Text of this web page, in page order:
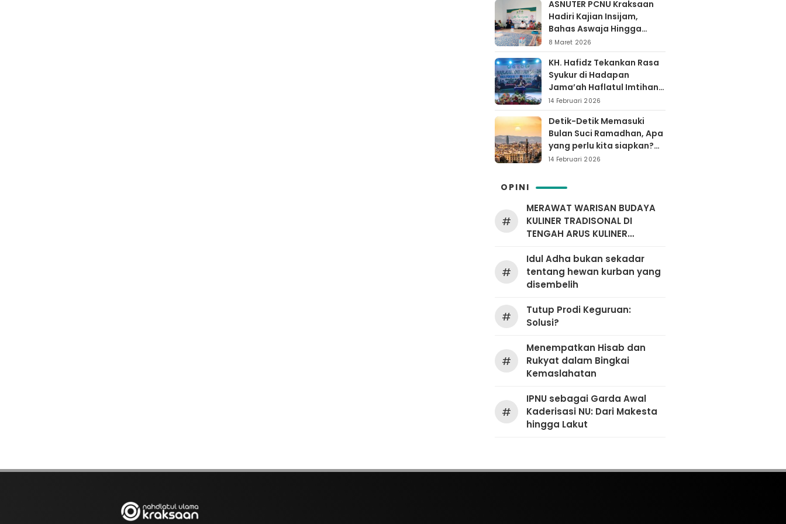
ASNUTER PCNU Kraksaan
Hadiri Kajian Insijam,
Bahas Aswaja Hingga
Dinamika Timur Tengah
8 Maret 2026
KH. Hafidz Tekankan Rasa
Syukur di Hadapan
Jama’ah Haflatul Imtihan
Arrozaq Bucor
Probolinggo
14 Februari 2026
Detik-Detik Memasuki
Bulan Suci Ramadhan, Apa
yang perlu kita siapkan?
Yuk simak…
14 Februari 2026
OPINI
#
MERAWAT WARISAN BUDAYA
KULINER TRADISONAL DI
TENGAH ARUS KULINER
#
Idul Adha bukan sekadar
tentang hewan kurban yang
disembelih
#
Tutup Prodi Keguruan:
Solusi?
#
Menempatkan Hisab dan
Rukyat dalam Bingkai
Kemaslahatan
#
IPNU sebagai Garda Awal
Kaderisasi NU: Dari Makesta
hingga Lakut